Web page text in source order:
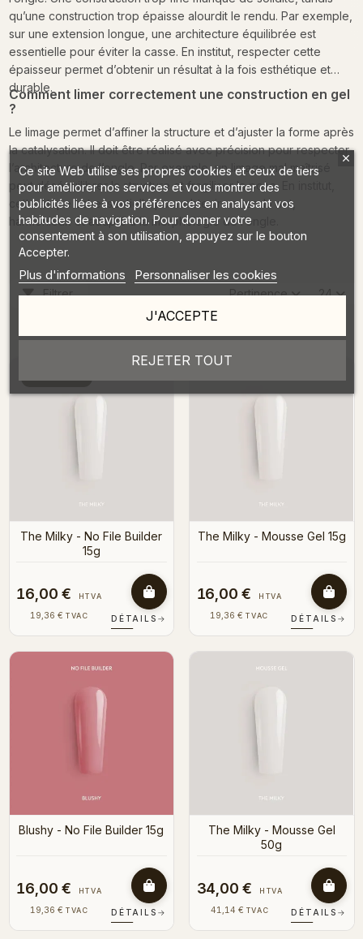
qu’une construction trop épaisse alourdit le rendu. Par exemple,
sur une extension longue, une architecture équilibrée est
essentielle pour éviter la casse. En institut, respecter cette
épaisseur permet d’obtenir un résultat à la fois esthétique et
durable.
Comment limer correctement une construction en gel
?
Le limage permet d’affiner la structure et d’ajuster la forme après
la catalysation. Il doit être réalisé avec précision pour respecter
l’architecture de l’ongle. Par exemple, un limage mal maîtrisé
peut déséquilibrer la structure et fragiliser la pose. En institut,
cette étape est essentielle pour obtenir un rendu net,
harmonieux et adapté à la morphologie de l’ongle.
Filtrer Pertinence 24
The Milky - No File Builder
15g
16,00 € HTVA
19,36 € TVAC DÉTAILS →
The Milky - Mousse Gel 15g
16,00 € HTVA
19,36 € TVAC DÉTAILS →
Blushy - No File Builder 15g
16,00 € HTVA
19,36 € TVAC DÉTAILS →
The Milky - Mousse Gel
50g
34,00 € HTVA
41,14 € TVAC DÉTAILS →
Ce site Web utilise ses propres cookies et ceux de tiers
pour améliorer nos services et vous montrer des
publicités liées à vos préférences en analysant vos
habitudes de navigation. Pour donner votre
consentement à son utilisation, appuyez sur le bouton
Accepter.
Plus d'informations Personnaliser les cookies
REJETER TOUT
J'ACCEPTE